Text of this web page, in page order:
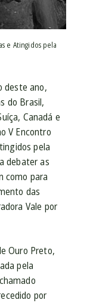
e Atingidos pela
deste ano,
do Brasil,
Canadá e
V Encontro
pela
debater as
como para
das
Vale por
Ouro Preto,
pela
por